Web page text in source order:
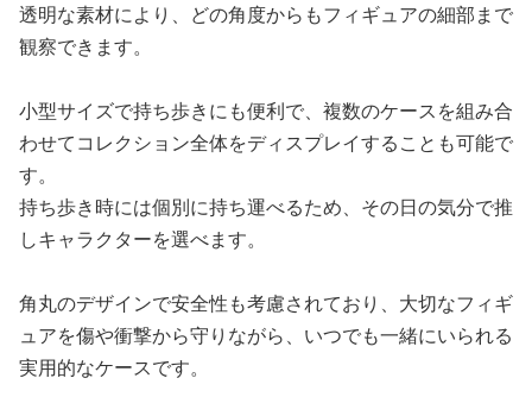
透明な素材により、どの角度からもフィギュアの細部まで
観察できます。
小型サイズで持ち歩きにも便利で、複数のケースを組み合
わせてコレクション全体をディスプレイすることも可能で
す。
持ち歩き時には個別に持ち運べるため、その日の気分で推
しキャラクターを選べます。
角丸のデザインで安全性も考慮されており、大切なフィギ
ュアを傷や衝撃から守りながら、いつでも一緒にいられる
実用的なケースです。